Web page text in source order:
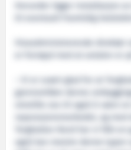
Herunder ligger installasjon
Viseadministrerende direktør
er fornøyd med at avtalen er
– Vi er svært glad for at
gjennomføre denne
omstille oss til også å være
reparasjonsmarkedet, og
Torghatten Nord har vi fått
også kan mestre denne typen